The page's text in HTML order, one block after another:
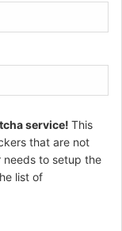
service! This
that are not
needs to setup the
list of